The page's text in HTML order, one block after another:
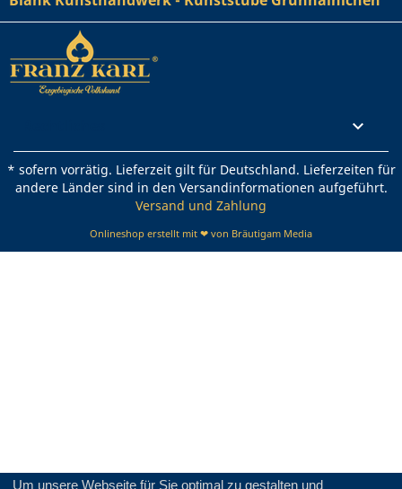
Um unsere Webseite für Sie optimal zu gestalten und

* sofern vorrätig. Lieferzeit gilt für Deutschland. Lieferzeiten für
andere Länder sind in den Versandinformationen aufgeführt.
Versand und Zahlung
Onlineshop erstellt mit ❤ von Bräutigam Media